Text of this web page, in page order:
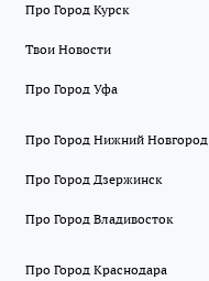
Про Город Курск
Твои Новости
Про Город Уфа
Про Город Нижний Новгород
Про Город Дзержинск
Про Город Владивосток
Про Город Краснодара